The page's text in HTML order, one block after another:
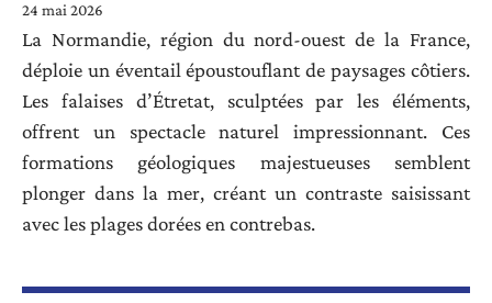
24 mai 2026
La Normandie, région du nord-ouest de la France,
déploie un éventail époustouflant de paysages côtiers.
Les falaises d’Étretat, sculptées par les éléments,
offrent un spectacle naturel impressionnant. Ces
formations géologiques majestueuses semblent
plonger dans la mer, créant un contraste saisissant
avec les plages dorées en contrebas.